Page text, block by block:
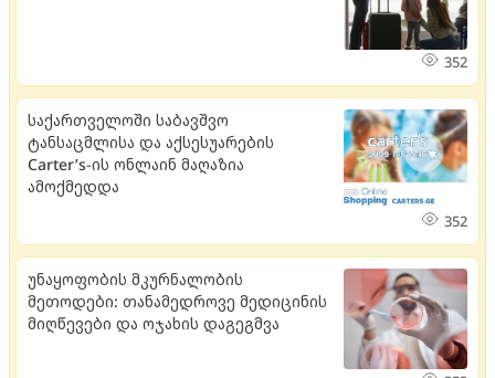
352
საქართველოში საბავშვო
ტანსაცმლისა და აქსესუარების
Carter’s-ის ონლაინ მაღაზია
ამოქმედდა
352
უნაყოფობის მკურნალობის
მეთოდები: თანამედროვე მედიცინის
მიღწევები და ოჯახის დაგეგმვა